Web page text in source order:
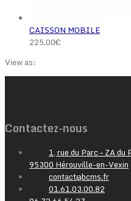
CAISSON MOBILE
225.00€
View as:
Contactez-nous
1, rue du Parc – ZA du
95300 Hérouville-en-Vexin
contact@bcms.fr
01.61.03.00.82